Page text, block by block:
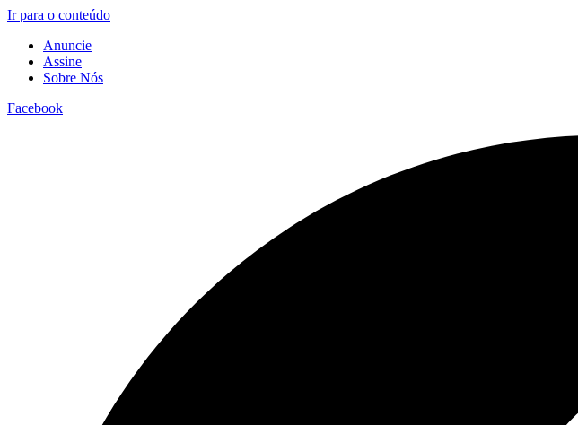
Ir para o conteúdo
Anuncie
Assine
Sobre Nós
Facebook